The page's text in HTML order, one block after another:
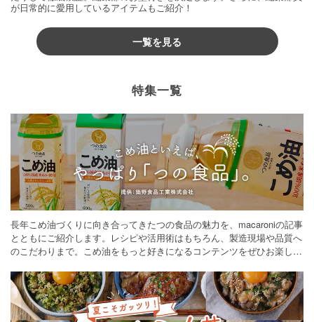
が日常的に愛用しているアイテムもご紹介！
一覧を見る
特集一覧
長年こめ油づくりに向き合ってきたつの食品の魅力を、macaroniの記事
とともにご紹介します。レシピや活用術はもちろん、製造現場や品質へ
のこだわりまで。こめ油をもっと好きになるコンテンツをぜひお楽しみ